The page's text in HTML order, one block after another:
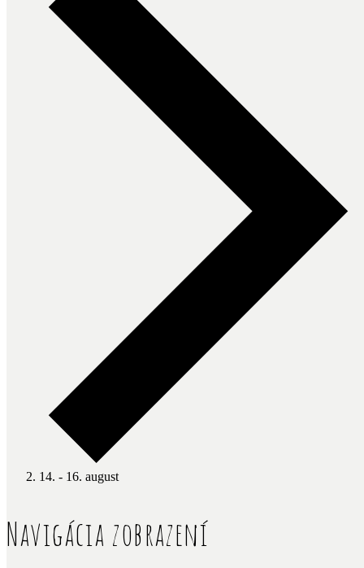
14. - 16. august
Udalosti
Navigácia zobrazení